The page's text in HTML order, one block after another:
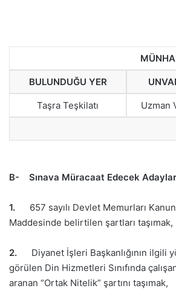
BULUNDUĞU YER
Taşra Teşkilatı Uzman
B- Sınava Müracaat Edecek
1. 657 sayılı Devlet Memurları
Maddesinde belirtilen şartları taşımak,
2. Diyanet İşleri Başkanlığının ilgili
görülen Din Hizmetleri Sınıfında
aranan “Ortak Nitelik” şartını taşımak,